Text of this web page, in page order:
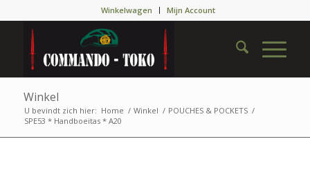
Winkelwagen Mijn Account
Winkel
U bevindt zich hier: Home / Winkel / POUCHES & POCKETS /
SPE53 * Handboeitas * A20